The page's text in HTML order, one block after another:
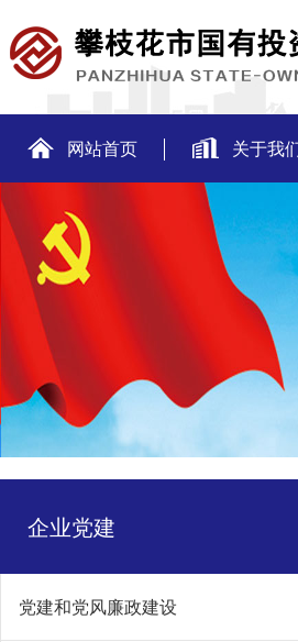
网站首页 关于我
企业党建
党建和党风廉政建设